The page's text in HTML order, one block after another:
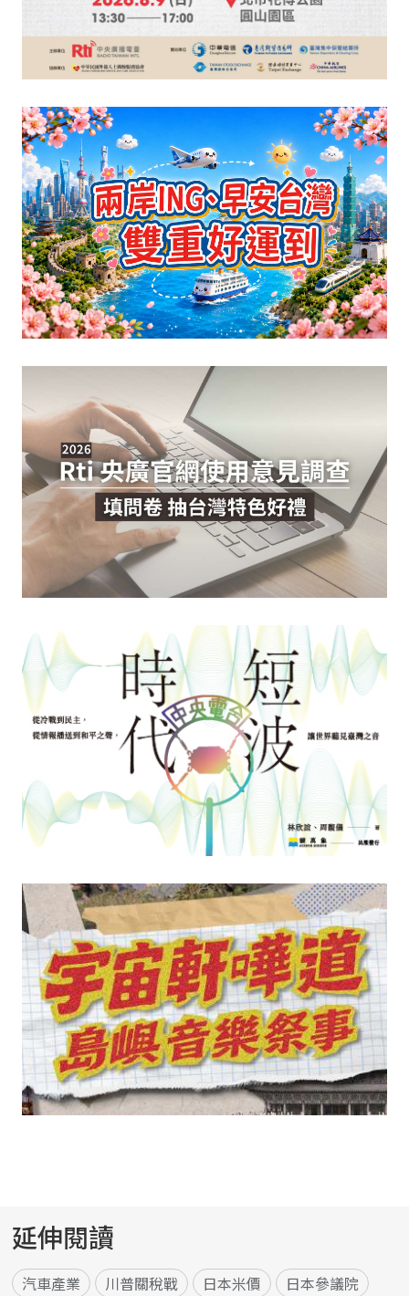
延伸閱讀
汽車產業 川普關稅戰 日本米價
日本參議院